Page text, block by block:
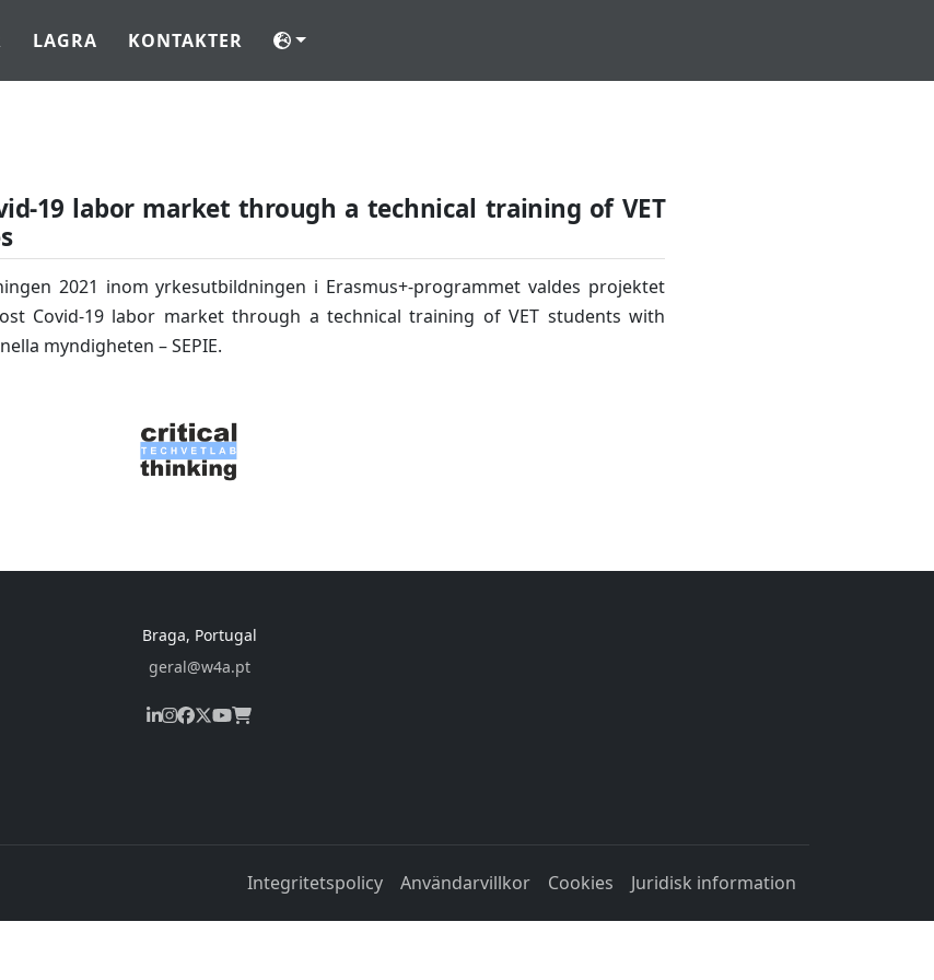
LAGRA KONTAKTER
19 labor market through a technical training of VET
2021 inom yrkesutbildningen i Erasmus+-programmet valdes projektet
Covid-19 labor market through a technical training of VET students with
myndigheten – SEPIE.
Braga, Portugal
geral@w4a.pt
Integritetspolicy Användarvillkor Cookies Juridisk information